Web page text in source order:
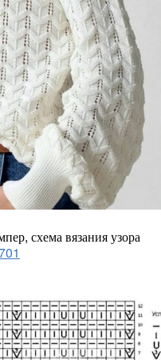
схема вязания узора